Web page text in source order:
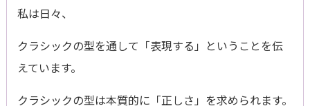
私は日々、
クラシックの型を通して「表現する」ということを伝
えています。
クラシックの型は本質的に「正しさ」を求められます。